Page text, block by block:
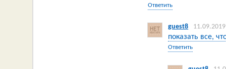
Ответить
guest8
показать все,
Ответить